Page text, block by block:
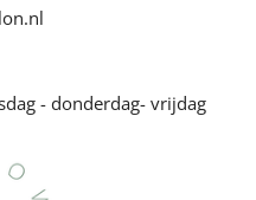
- donderdag- vrijdag